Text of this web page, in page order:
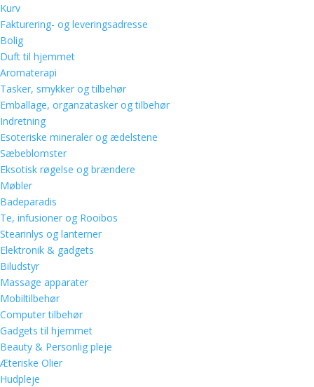
Kurv
Fakturering- og leveringsadresse
Bolig
Duft til hjemmet
Aromaterapi
Tasker, smykker og tilbehør
Emballage, organzatasker og tilbehør
Indretning
Esoteriske mineraler og ædelstene
Sæbeblomster
Eksotisk røgelse og brændere
Møbler
Badeparadis
Te, infusioner og Rooibos
Stearinlys og lanterner
Elektronik & gadgets
Biludstyr
Massage apparater
Mobiltilbehør
Computer tilbehør
Gadgets til hjemmet
Beauty & Personlig pleje
Æteriske Olier
Hudpleje